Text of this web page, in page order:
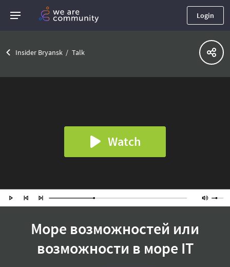
Login
Insider Bryansk Talk
Watch
Море возможностей или
возможности в море IT